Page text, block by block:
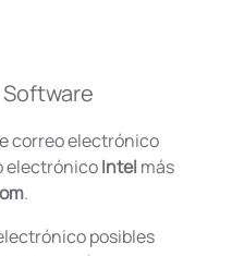
correo electrónico
electrónicoIntel más
.
posibles